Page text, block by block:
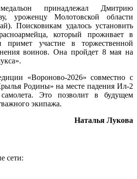
принадлежал Дмитрию
уроженцу Молотовской области
Поисковикам удалось установить
который проживает в
примет участие в торжественной
воинов. Она пройдет 8 мая на
«Вороново-2026» совместно с
Родины» на месте падения Ил-2
Это позволит в будущем
экипажа.
Наталья Лукова
сети: